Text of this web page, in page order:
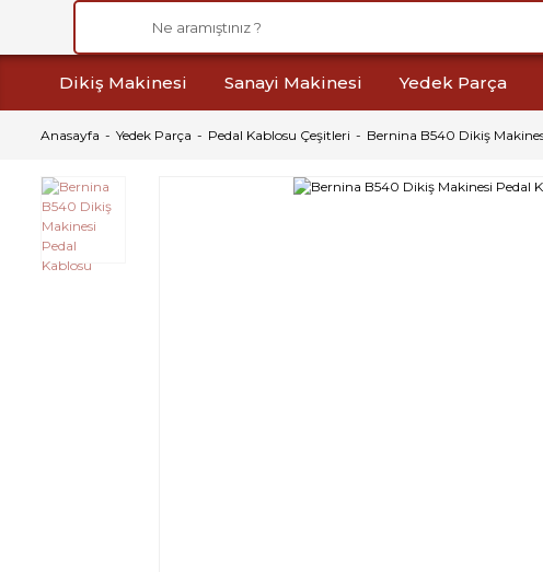
Dikiş Makinesi Sanayi Makinesi Yedek Parça
Anasayfa Yedek Parça Pedal Kablosu Çeşitleri Bernina B540 Dikiş